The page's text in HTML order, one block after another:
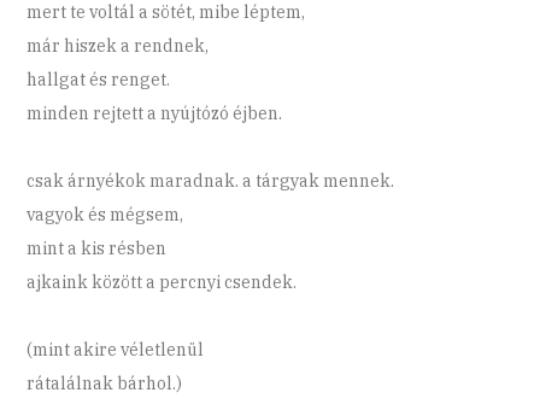
mert te voltál a sötét, mibe léptem,
már hiszek a rendnek,
hallgat és renget.
minden rejtett a nyújtózó éjben.
csak árnyékok maradnak. a tárgyak mennek.
vagyok és mégsem,
mint a kis résben
ajkaink között a percnyi csendek.
(mint akire véletlenül
rátalálnak bárhol.)